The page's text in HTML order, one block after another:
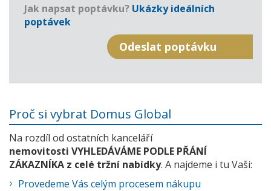
Jak napsat poptávku? Ukázky ideálních
poptávek
Proč si vybrat Domus Global
Na rozdíl od ostatních kanceláří
nemovitosti VYHLEDÁVÁME PODLE PŘÁNÍ
ZÁKAZNÍKA z celé tržní nabídky. A najdeme i tu Vaši:
Provedeme Vás celým procesem nákupu